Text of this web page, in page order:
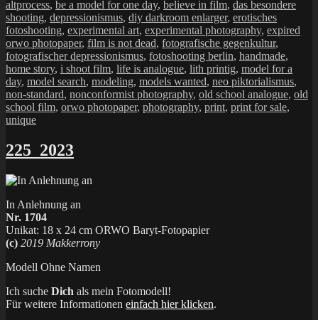
altprocess, be a model for one day, believe in film, das besondere
shooting, depressionismus, diy darkroom enlarger, erotisches
fotoshooting, experimental art, experimental photography, expired
orwo photopaper, film is not dead, fotografische gegenkultur,
fotografischer depressionismus, fotoshooting berlin, handmade,
home story, i shoot film, life is analogue, lith printig, model for a
day, model search, modeling, models wanted, neo piktorialismus,
non-standard, nonconformist photography, old school analogue, old
school film, orwo photopaper, photography, print, print for sale,
unique
225_2023
In Anlehnung an
Nr. 1704
Unikat: 18 x 24 cm ORWO Baryt-Fotopapier
(c) 2019 Makkerrony
Modell Ohne Namen
Ich suche Dich als mein Fotomodell!
Für weitere Informationen einfach hier klicken.